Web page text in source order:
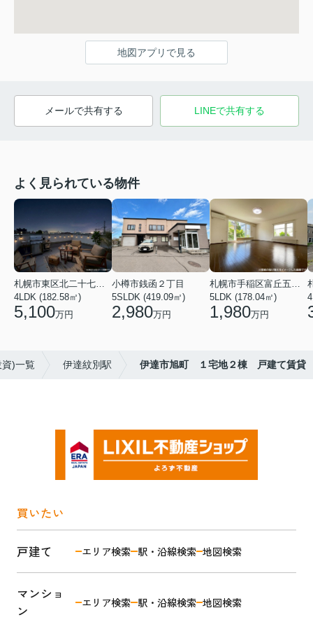
地図アプリで見る
メールで共有する LINEで共有する
よく見られている物件
札幌市東区北二十七条東２１丁目
4LDK (182.58㎡)
5,100万円
小樽市銭函２丁目
5SLDK (419.09㎡)
2,980万円
札幌市手稲区富丘五条５丁目
5LDK (178.04㎡)
1,980万円
)一覧 伊達紋別駅 伊達市旭町 １宅地２棟 戸建て賃貸
買いたい
戸建て エリア検索 駅・沿線検索 地図検索
マンショ
ン
エリア検索 駅・沿線検索 地図検索